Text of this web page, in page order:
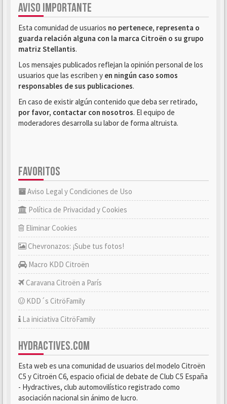
AVISO IMPORTANTE
Esta comunidad de usuarios no pertenece, representa o
guarda relación alguna con la marca Citroën o su grupo
matriz Stellantis.
Los mensajes publicados reflejan la opinión personal de los
usuarios que las escriben y en ningún caso somos
responsables de sus publicaciones.
En caso de existir algún contenido que deba ser retirado,
por favor, contactar con nosotros. El equipo de
moderadores desarrolla su labor de forma altruista.
FAVORITOS
Aviso Legal y Condiciones de Uso
Política de Privacidad y Cookies
Eliminar Cookies
Chevronazos: ¡Sube tus fotos!
Macro KDD Citroën
Caravana Citroën a París
KDD´s CitröFamily
La iniciativa CitröFamily
HYDRACTIVES.COM
Esta web es una comunidad de usuarios del modelo Citroën
C5 y Citroën C6, espacio oficial de debate de Club C5 España
- Hydractives, club automovilístico registrado como
asociación nacional sin ánimo de lucro.